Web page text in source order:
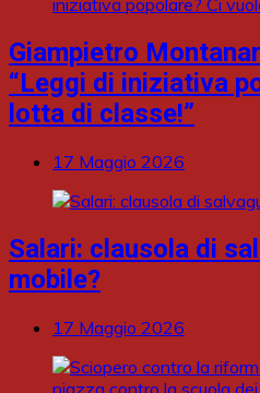
Giampietro
“Leggi di iniziativa
lotta di classe!”
17 Maggio 2026
Salari: clausola di
mobile?
17 Maggio 2026